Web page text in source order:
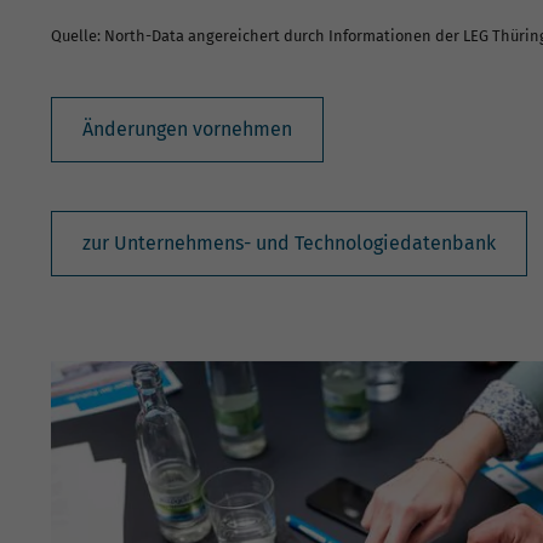
Quelle: North-Data angereichert durch Informationen der LEG
Änderungen vornehmen
zur Unternehmens- und Technologiedatenbank